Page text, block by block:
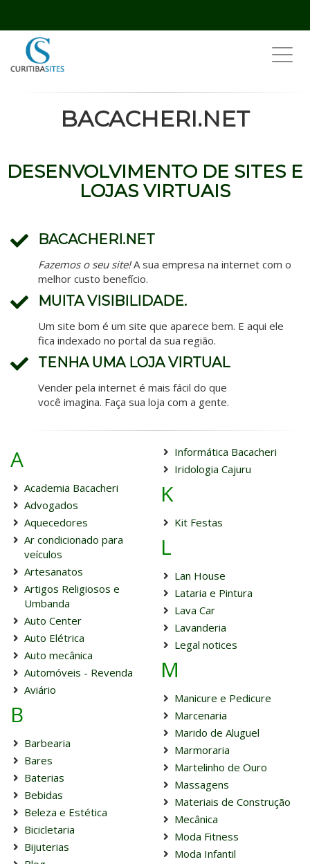
BACACHERI.NET
DESENVOLVIMENTO DE SITES E
LOJAS VIRTUAIS
BACACHERI.NET
Fazemos o seu site!A sua empresa na internet com o
melhor custo benefício.
MUITA VISIBILIDADE.
Um site bom é um site que aparece bem. E aqui ele
fica indexado no portal da sua região.
TENHA UMA LOJA VIRTUAL
Vender pela internet é mais fácil do que
você imagina. Faça sua loja com a gente.
A
Academia Bacacheri
Advogados
Aquecedores
Ar condicionado para
veículos
Artesanatos
Artigos Religiosos e
Umbanda
Auto Center
Auto Elétrica
Auto mecânica
Automóveis - Revenda
Aviário
B
Barbearia
Bares
Baterias
Bebidas
Beleza e Estética
Bicicletaria
Bijuterias
Informática Bacacheri
Iridologia Cajuru
K
Kit Festas
L
Lan House
Lataria e Pintura
Lava Car
Lavanderia
Legal notices
M
Manicure e Pedicure
Marcenaria
Marido de Aluguel
Marmoraria
Martelinho de Ouro
Massagens
Materiais de Construção
Mecânica
Moda Fitness
Moda Infantil